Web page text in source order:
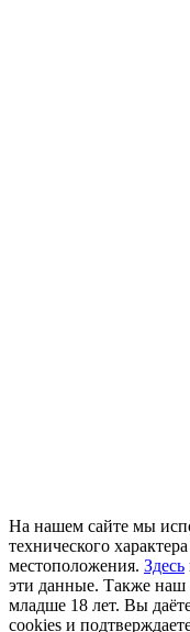
На нашем сайте мы
технического
местоположения. Здесь
эти данные. Также наш
младше 18 лет. Вы
cookies и